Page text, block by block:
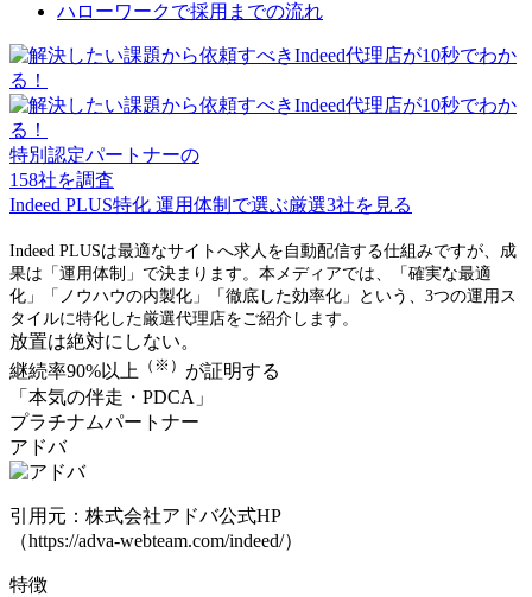
ハローワークで採用までの流れ
特別認定パートナーの
158社を調査
Indeed PLUS特化 運用体制で選ぶ厳選3社を見る
Indeed PLUSは最適なサイトへ求人を自動配信する仕組みですが、成
果は「運用体制」で決まります。本メディアでは、「確実な最適
化」「ノウハウの内製化」「徹底した効率化」という、3つの運用ス
タイルに特化した厳選代理店をご紹介します。
放置は絶対にしない。
継続率90%以上 （※） が証明する
「本気の伴走・PDCA」
プラチナムパートナー
アドバ
引用元：株式会社アドバ公式HP
（https://adva-webteam.com/indeed/）
特徴